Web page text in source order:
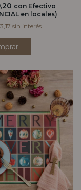
con Efectivo
en locales)
sin interés